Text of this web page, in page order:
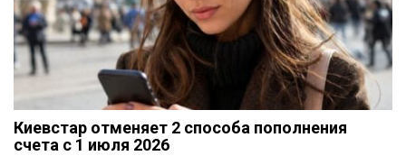
Киевстар отменяет 2 способа пополнения
счета с 1 июля 2026